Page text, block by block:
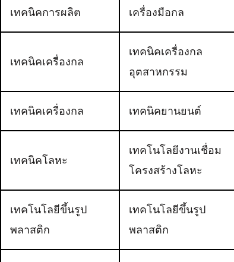
เทคนิคการผลิต เครื่องมือกล
เทคนิคเครื่องกล
เทคนิคเครื่องกล
อุตสาหกรรม
เทคนิคเครื่องกล เทคนิคยานยนต์
เทคนิคโลหะ
เทคโนโลยีงานเชื่อม
โครงสร้างโลหะ
เทคโนโลยีขึ้นรูป
พลาสติก
เทคโนโลยีขึ้นรูป
พลาสติก